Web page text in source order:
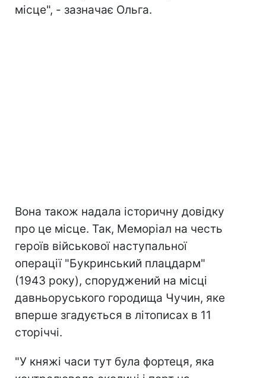
місце", - зазначає Ольга.
Вона також надала історичну довідку
про це місце. Так, Меморіал на честь
героїв військової наступальної
операції "Букринський плацдарм"
(1943 року), споруджений на місці
давньоруського городища Чучин, яке
вперше згадується в літописах в 11
сторіччі.
"У княжі часи тут була фортеця, яка